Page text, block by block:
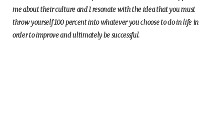
me about their culture and I resonate with the idea that you must
throw yourself 100 percent into whatever you choose to do in life in
order to improve and ultimately be successful.